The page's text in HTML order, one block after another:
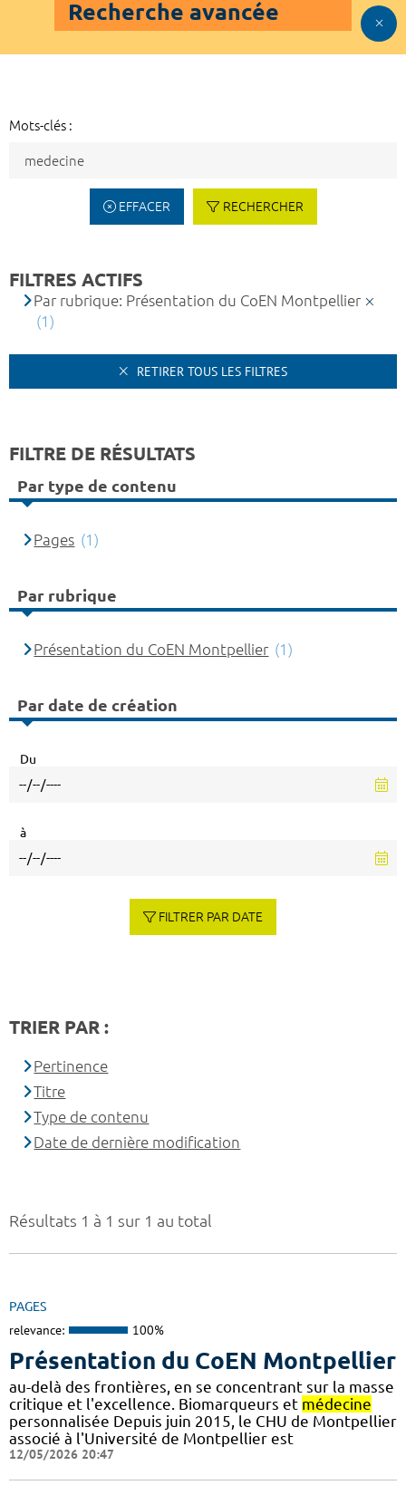
Recherche avancée
Mots-clés :
EFFACER RECHERCHER
Résultats 1 à 1 sur 1 au total
PAGES
relevance: 100%
Présentation du CoEN Montpellier
au-delà des frontières, en se concentrant sur la masse
critique et l'excellence. Biomarqueurs et médecine
personnalisée Depuis juin 2015, le CHU de Montpellier
associé à l'Université de Montpellier est
12/05/2026 20:47
FILTRES ACTIFS
Par rubrique: Présentation du CoEN Montpellier
(1)
RETIRER TOUS LES FILTRES
FILTRE DE RÉSULTATS
Par type de contenu
Pages (1)
Par rubrique
Présentation du CoEN Montpellier (1)
Par date de création
Du
à
FILTRER PAR DATE
TRIER PAR :
Pertinence
Titre
Type de contenu
Date de dernière modification